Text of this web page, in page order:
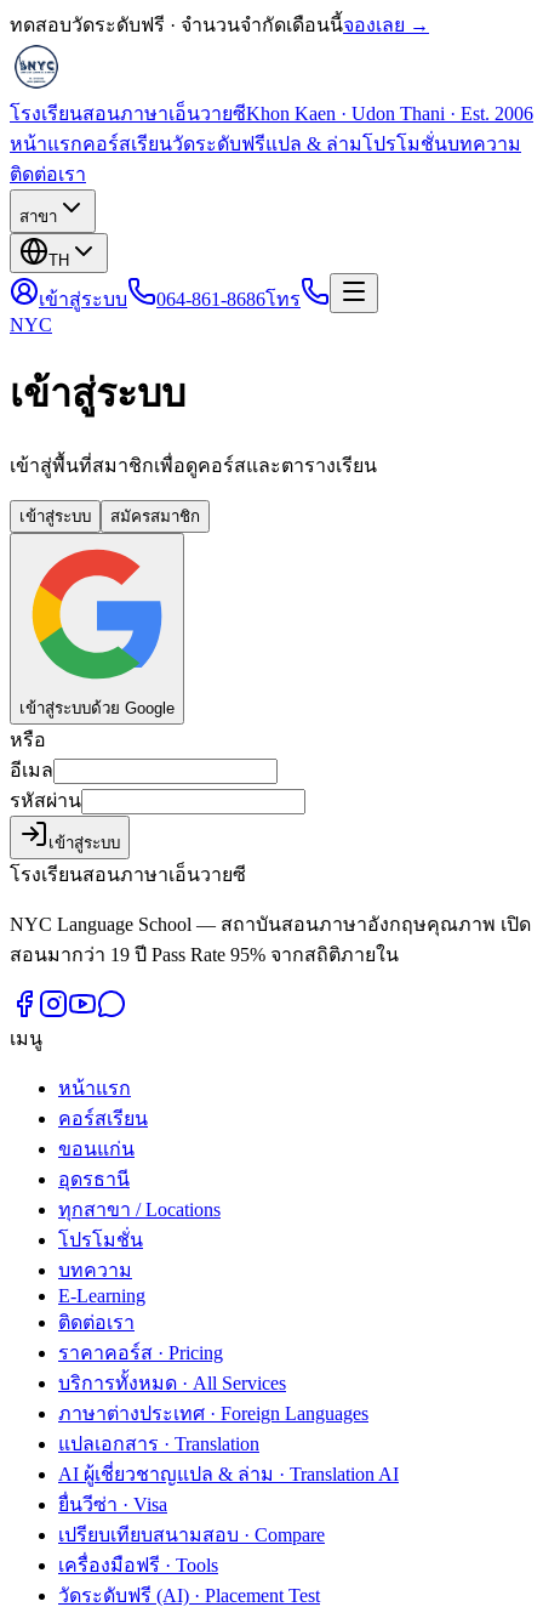
ทดสอบวัดระดับฟรี · จำนวนจำกัดเดือนนี้จองเลย →
โรงเรียนสอนภาษาเอ็นวายซีKhon Kaen · Udon Thani · Est. 2006
หน้าแรกคอร์สเรียนวัดระดับฟรีแปล & ล่ามโปรโมชั่นบทความ
ติดต่อเรา
สาขา
TH
เข้าสู่ระบบ 064-861-8686โทร
NYC
เข้าสู่ระบบ
เข้าสู่พื้นที่สมาชิกเพื่อดูคอร์สและตารางเรียน
เข้าสู่ระบบ สมัครสมาชิก
เข้าสู่ระบบด้วย Google
หรือ
อีเมล
รหัสผ่าน
เข้าสู่ระบบ
โรงเรียนสอนภาษาเอ็นวายซี
NYC Language School — สถาบันสอนภาษาอังกฤษคุณภาพ เปิด
สอนมากว่า 19 ปี Pass Rate 95% จากสถิติภายใน
เมนู
หน้าแรก
คอร์สเรียน
ขอนแก่น
อุดรธานี
ทุกสาขา / Locations
โปรโมชั่น
บทความ
E-Learning
ติดต่อเรา
ราคาคอร์ส · Pricing
บริการทั้งหมด · All Services
ภาษาต่างประเทศ · Foreign Languages
แปลเอกสาร · Translation
AI ผู้เชี่ยวชาญแปล & ล่าม · Translation AI
ยื่นวีซ่า · Visa
เปรียบเทียบสนามสอบ · Compare
เครื่องมือฟรี · Tools
วัดระดับฟรี (AI) · Placement Test